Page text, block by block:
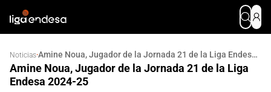
Noticias· Amine Noua, Jugador de la Jornada 21 de la Liga Endesa 2024-25
Amine Noua, Jugador de la Jornada 21 de la Liga
Endesa 2024-25